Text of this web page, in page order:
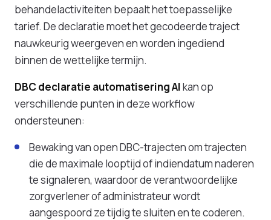
behandelactiviteiten bepaalt het toepasselijke
tarief. De declaratie moet het gecodeerde traject
nauwkeurig weergeven en worden ingediend
binnen de wettelijke termijn.
DBC declaratie automatisering AIkan op
verschillende punten in deze workflow
ondersteunen:
Bewaking van open DBC-trajecten om trajecten
die de maximale looptijd of indiendatum naderen
te signaleren, waardoor de verantwoordelijke
zorgverlener of administrateur wordt
aangespoord ze tijdig te sluiten en te coderen.